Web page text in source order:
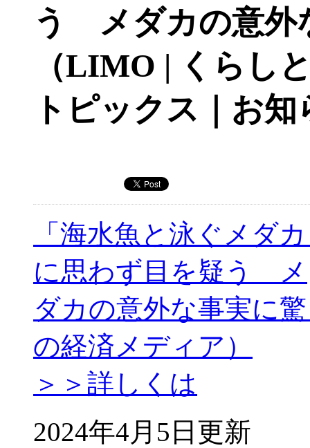
う メダカの意外
（LIMO | くらし
トピックス｜お知
「海水魚と泳ぐメダ
に思わず目を疑う メ
ダカの意外な事実に
の経済メディア）
＞＞詳しくは
2024年4月5日更新